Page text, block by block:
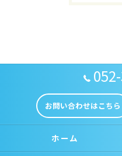
お問い合わせはこちら
ホーム